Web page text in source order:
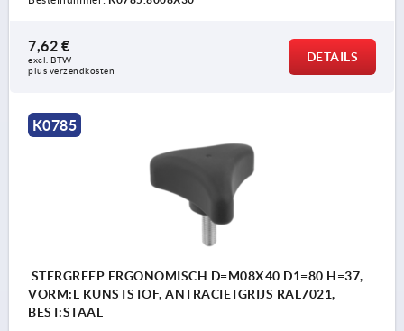
7,62 €
excl. BTW
plus verzendkosten
DETAILS
K0785
STERGREEP ERGONOMISCH D=M08X40 D1=80 H=37,
VORM:L KUNSTSTOF, ANTRACIETGRIJS RAL7021,
BEST:STAAL